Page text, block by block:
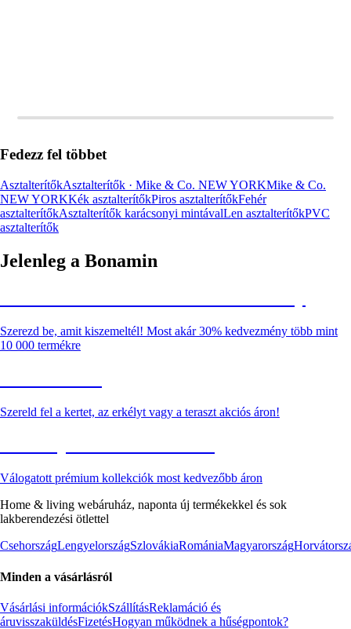
Fedezz fel többet
AsztalterítőkAsztalterítők · Mike & Co. NEW YORKMike & Co.
NEW YORKKék asztalterítőkPiros asztalterítőkFehér
asztalterítőkAsztalterítők karácsonyi mintávalLen asztalterítőkPVC
asztalterítők
Jelenleg a Bonamin
Szerezd be, amit kiszemeltél! Most akár 30% kedvezmény több mint
10 000 termékre
Szereld fel a kertet, az erkélyt vagy a teraszt akciós áron!
Válogatott prémium kollekciók most kedvezőbb áron
Home & living webáruház, naponta új termékekkel és sok
lakberendezési ötlettel
CsehországLengyelországSzlovákiaRomániaMagyarország
Minden a vásárlásról
Vásárlási információkSzállításReklamáció és
áruvisszaküldésFizetésHogyan működnek a hűségpontok?